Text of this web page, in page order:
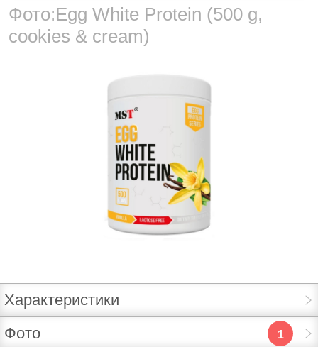
Фото:Egg White Protein (500 g,
cookies & cream)
Характеристики
Фото
1